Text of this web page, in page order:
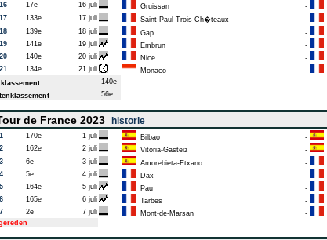
17e 16 juli Gruissan -
133e 17 juli Saint-Paul-Trois-Ch�teaux -
139e 18 juli Gap -
141e 19 juli Embrun -
140e 20 juli Nice -
134e 21 juli Monaco -
140e
56e
de France 2023 historie
170e 1 juli Bilbao -
162e 2 juli Vitoria-Gasteiz -
6e 3 juli Amorebieta-Etxano -
5e 4 juli Dax -
164e 5 juli Pau -
165e 6 juli Tarbes -
2e 7 juli Mont-de-Marsan -